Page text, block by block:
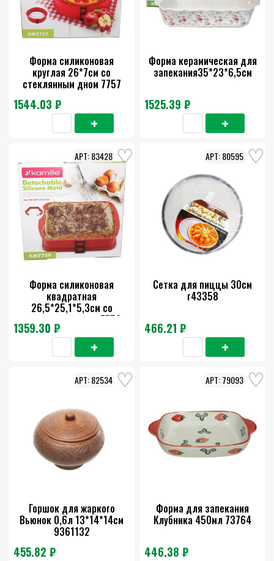
Форма силиконовая
круглая 26*7см со
стеклянным дном 7757
1544.03 ₽
Форма керамическая для
запекания35*23*6,5см
1525.39 ₽
Форма силиконовая
квадратная
26,5*25,1*5,3см со
стеклянным дном 7759
1359.30 ₽
83428
Сетка для пиццы 30см
г43358
466.21 ₽
80595
Горшок для жаркого
Вьюнок 0,6л 13*14*14см
9361132
455.82 ₽
82534
Форма для запекания
Клубника 450мл 73764
446.38 ₽
79093